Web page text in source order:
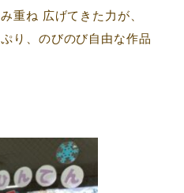
重ね 広げてきた力が、
り、のびのび自由な作品